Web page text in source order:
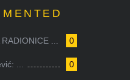
0
...
0
...